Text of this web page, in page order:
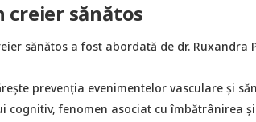
sănătos
sănătos a fost abordată de dr. Ruxandra
prevenția evenimentelor vasculare și
cognitiv, fenomen asociat cu îmbătrânirea